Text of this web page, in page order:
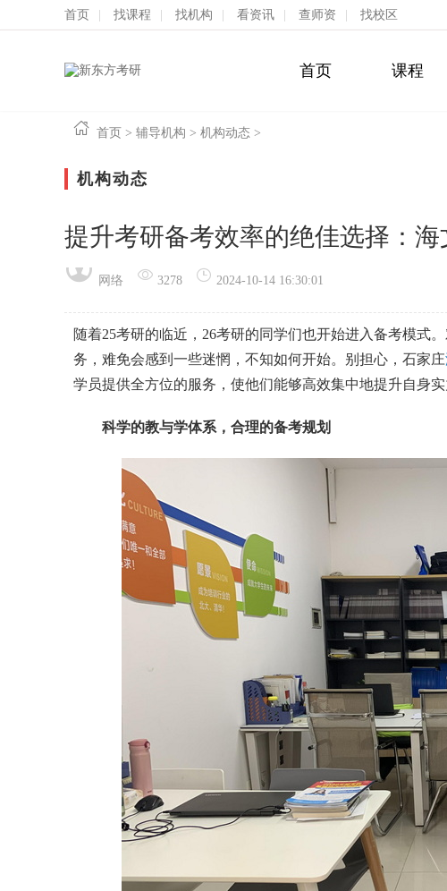
首页 找课程 找机构 看资讯 查师资 找校区
首页 课程
首页 > 辅导机构 > 机构动态 >
机构动态
提升考研备考效率的绝佳选择：
网络 3278 2024-10-14 16:30:01
随着25考研的临近，26考研的同学们也开始进入备考模式
务，难免会感到一些迷惘，不知如何开始。别担心，石家庄
学员提供全方位的服务，使他们能够高效集中地提升自身实
科学的教与学体系，合理的备考规划